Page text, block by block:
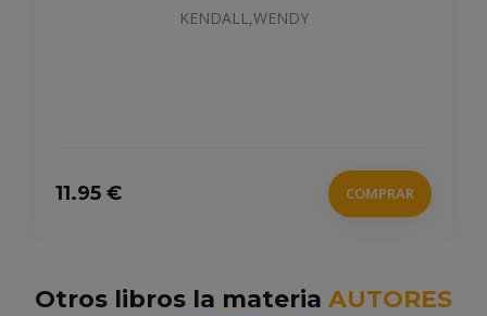
KENDALL,WENDY
11.95 € COMPRAR
Otros libros la materia AUTORES